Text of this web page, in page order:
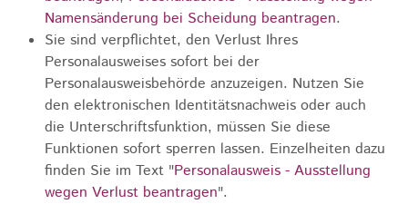
Namensänderung bei Scheidung beantragen.
Sie sind verpflichtet, den Verlust Ihres
Personalausweises sofort bei der
Personalausweisbehörde anzuzeigen. Nutzen Sie
den elektronischen Identitätsnachweis oder auch
die Unterschriftsfunktion, müssen Sie diese
Funktionen sofort sperren lassen. Einzelheiten dazu
finden Sie im Text "Personalausweis - Ausstellung
wegen Verlust beantragen".